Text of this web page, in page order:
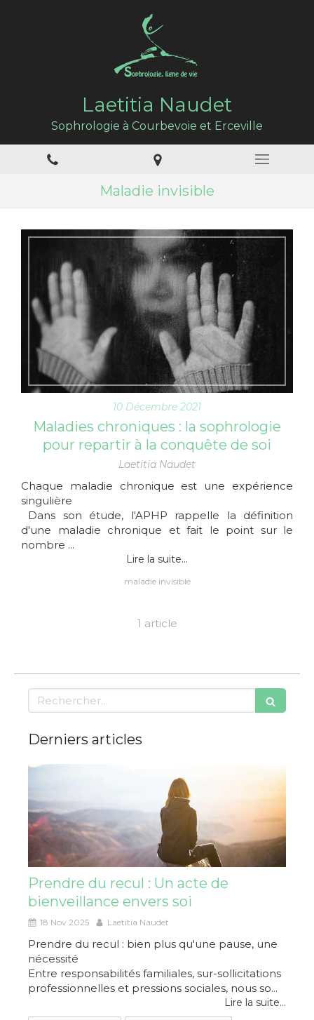
Laetitia Naudet
Sophrologie à Courbevoie et Erceville
Maladie invisible
10 Décembre 2021
Maladies chroniques : la sophrologie
pour repartir à la conquête de soi
Laetitia Naudet
Chaque maladie chronique est une expérience
singulière
Dans son étude, l'APHP rappelle la définition
d'une maladie chronique et fait le point sur le
nombre ...
Lire la suite...
maladie invisible
1 article
Rechercher
Derniers articles
Prendre du recul : Un acte de
bienveillance envers soi
18 Nov 2025 Laetitia Naudet
Prendre du recul : bien plus qu'une pause, une
nécessité
Entre responsabilités familiales, sur-sollicitations
professionnelles et pressions sociales, nous so...
Lire la suite...